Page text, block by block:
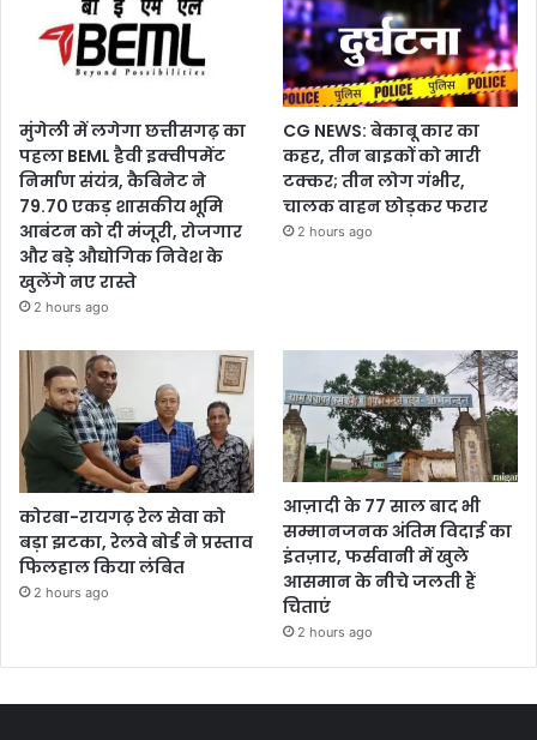
मुंगेली में लगेगा छत्तीसगढ़ का
पहला BEML हैवी इक्वीपमेंट
निर्माण संयंत्र, कैबिनेट ने
79.70 एकड़ शासकीय भूमि
आबंटन को दी मंजूरी, रोजगार
और बड़े औद्योगिक निवेश के
खुलेंगे नए रास्ते
2 hours ago
CG NEWS: बेकाबू कार का
कहर, तीन बाइकों को मारी
टक्कर; तीन लोग गंभीर,
चालक वाहन छोड़कर फरार
2 hours ago
कोरबा-रायगढ़ रेल सेवा को
बड़ा झटका, रेलवे बोर्ड ने प्रस्ताव
फिलहाल किया लंबित
2 hours ago
आज़ादी के 77 साल बाद भी
सम्मानजनक अंतिम विदाई का
इंतज़ार, फर्सवानी में खुले
आसमान के नीचे जलती हैं
चिताएं
2 hours ago